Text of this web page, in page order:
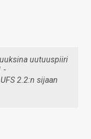
uutuuspiiri
-
2.2:n sijaan